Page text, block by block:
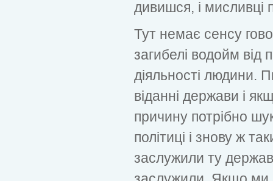
дивишся, і мисливці
Тут немає сенсу
загибелі водойм від
діяльності людини.
віданні держави і
причину потрібно
політиці і знову ж
заслужили ту